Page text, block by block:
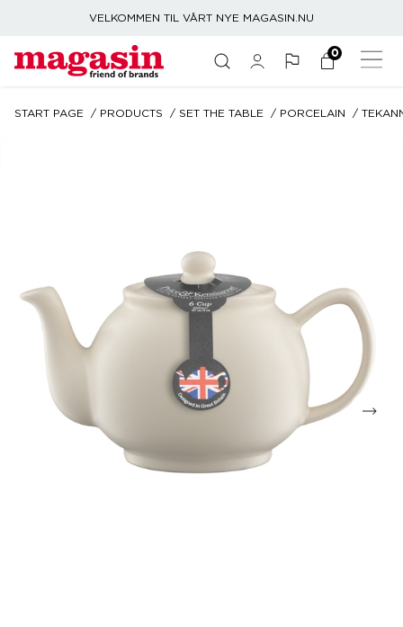
VELKOMMEN TIL VÅRT NYE MAGASIN.NU
0
START PAGE PRODUCTS SET THE TABLE PORCELAIN